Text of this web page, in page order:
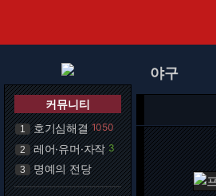
커뮤니티
1 호기심해결 1050
2 레어·유머·자작 3
3 명예의 전당
야구